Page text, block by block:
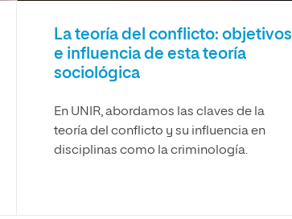
La teoría del conflicto: objetivos
e influencia de esta teoría
sociológica
En UNIR, abordamos las claves de la
teoría del conflicto y su influencia en
disciplinas como la criminología.